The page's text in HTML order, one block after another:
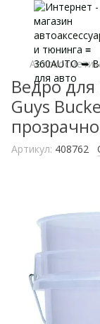
Ведро
Guys
Артикул: 408762